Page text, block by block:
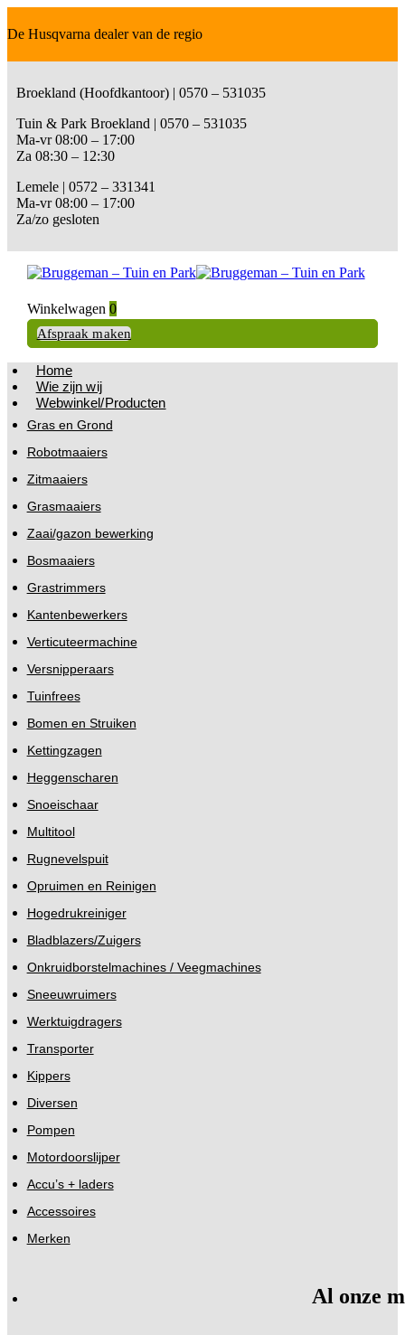
De Husqvarna dealer van de regio
Broekland (Hoofdkantoor) | 0570 – 531035
Tuin & Park Broekland | 0570 – 531035
Ma-vr 08:00 – 17:00
Za 08:30 – 12:30
Lemele | 0572 – 331341
Ma-vr 08:00 – 17:00
Za/zo gesloten
Winkelwagen 0
Afspraak maken
Home
Wie zijn wij
Webwinkel/Producten
Gras en Grond
Robotmaaiers
Zitmaaiers
Grasmaaiers
Zaai/gazon bewerking
Bosmaaiers
Grastrimmers
Kantenbewerkers
Verticuteermachine
Versnipperaars
Tuinfrees
Bomen en Struiken
Kettingzagen
Heggenscharen
Snoeischaar
Multitool
Rugnevelspuit
Opruimen en Reinigen
Hogedrukreiniger
Bladblazers/Zuigers
Onkruidborstelmachines / Veegmachines
Sneeuwruimers
Werktuigdragers
Transporter
Kippers
Diversen
Pompen
Motordoorslijper
Accu’s + laders
Accessoires
Merken
Al onze